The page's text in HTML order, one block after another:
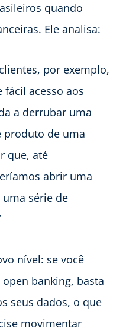
quando
Ele analisa:
por exemplo,
fácil acesso aos
a derrubar uma
produto de uma
que, até
abrir uma
série de
nível: se você
banking, basta
seus dados, o que
movimentar